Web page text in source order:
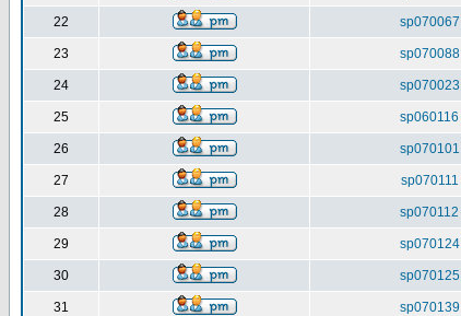
22 sp070067
23 sp070088
24 sp070023
25 sp060116
26 sp070101
27 sp070111
28 sp070112
29 sp070124
30 sp070125
31 sp070139